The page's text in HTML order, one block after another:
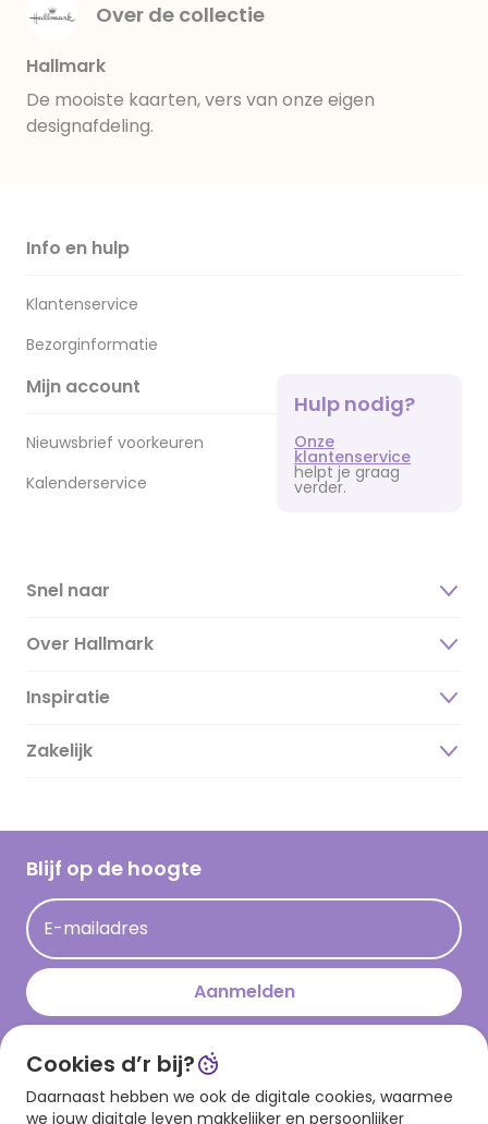
Over de collectie
Hallmark
De mooiste kaarten, vers van onze eigen
designafdeling.
Info en hulp
Klantenservice
Bezorginformatie
Mijn account
Nieuwsbrief voorkeuren
Kalenderservice
Hulp nodig?
Onze
klantenservice
helpt je graag
verder.
Snel naar
Over Hallmark
Over ons
Duurzaamheid
Hallmark Kaartclub
Acties
Persberichten
Hallmark en Kinderpostzegels
Inspiratie
Magazine
Cadeau inspiratie
Kaartinspiratie
Zakelijk
Blijf op de hoogte
E-mailadres
Aanmelden
Download onze app
Cookies d’r bij?
Daarnaast hebben we ook de digitale cookies, waarmee
we jouw digitale leven makkelijker en persoonlijker